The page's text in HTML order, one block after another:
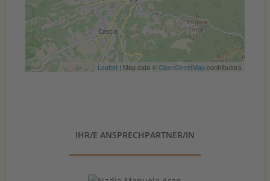
Leaflet | Map data ©OpenStreetMapcontributors
IHR/E ANSPRECHPARTNER/IN